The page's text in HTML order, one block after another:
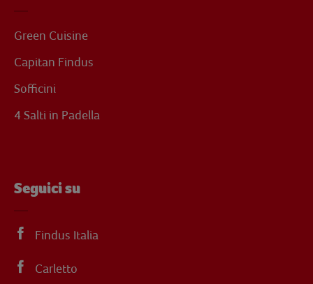
Green Cuisine
Capitan Findus
Sofficini
4 Salti in Padella
Seguici su
Findus Italia
Carletto